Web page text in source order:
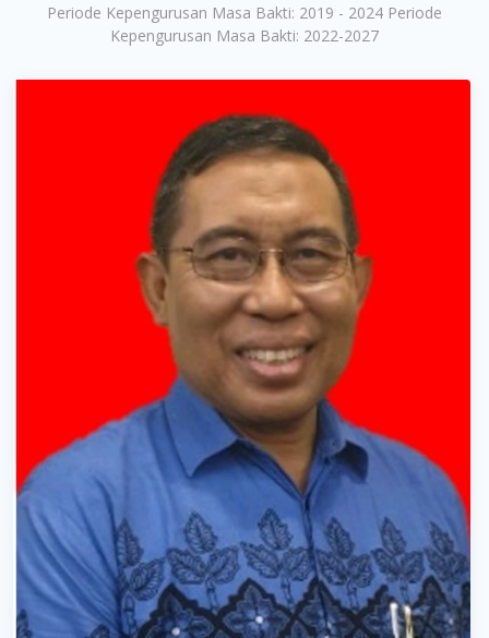
Periode Kepengurusan Masa Bakti: 2019 - 2024 Periode
Kepengurusan Masa Bakti: 2022-2027